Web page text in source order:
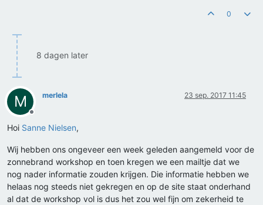
0
8 dagen later
M
Offline
merlela 23 sep. 2017 11:45
Hoi Sanne Nielsen,
Wij hebben ons ongeveer een week geleden aangemeld voor de
zonnebrand workshop en toen kregen we een mailtje dat we
nog nader informatie zouden krijgen. Die informatie hebben we
helaas nog steeds niet gekregen en op de site staat onderhand
al dat de workshop vol is dus het zou wel fijn om zekerheid te